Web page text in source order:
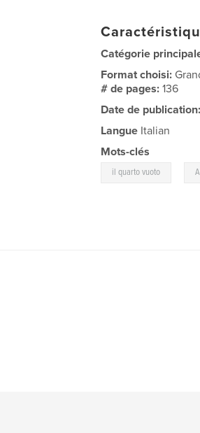
Catégorie
Format choisi:
# de pages:136
Date de publication:
Langue Italian
Mots-clés
il quarto vuoto